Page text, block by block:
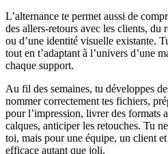
L’alternance te permet aussi de
des allers-retours avec les clients, du
ou d’une identité visuelle existante.
tout en t’adaptant à l’univers d’une
chaque support.
Au fil des semaines, tu développes
nommer correctement tes fichiers,
pour l’impression, livrer des formats
calques, anticiper les retouches. Tu
toi, mais pour une équipe, un client
efficace autant que joli.